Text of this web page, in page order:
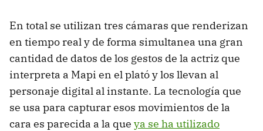
En total se utilizan tres cámaras que renderizan
en tiempo real y de forma simultanea una gran
cantidad de datos de los gestos de la actriz que
interpreta a Mapi en el plató y los llevan al
personaje digital al instante. La tecnología que
se usa para capturar esos movimientos de la
cara es parecida a la que ya se ha utilizado